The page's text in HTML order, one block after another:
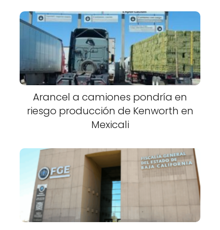
Arancel a camiones pondría en
riesgo producción de Kenworth en
Mexicali